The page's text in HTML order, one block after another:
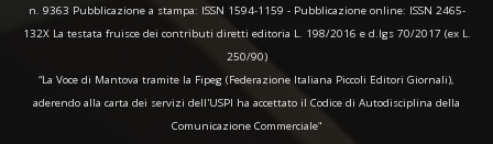
n. 9363 Pubblicazione a stampa: ISSN 1594-1159 - Pubblicazione online: ISSN 2465-
132X La testata fruisce dei contributi diretti editoria L. 198/2016 e d.lgs 70/2017 (ex L.
250/90)
“La Voce di Mantova tramite la Fipeg (Federazione Italiana Piccoli Editori Giornali),
aderendo alla carta dei servizi dell'USPI ha accettato il Codice di Autodisciplina della
Comunicazione Commerciale"